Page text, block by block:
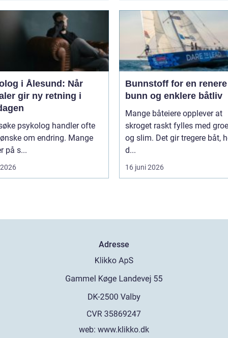
i Ålesund: Når
gir ny retning i
psykolog handler ofte
om endring. Mange
på s...
Bunnstoff for en renere
bunn og enklere båtliv
Mange båteiere opplever at
skroget raskt fylles med
og slim. Det gir tregere båt,
d...
16 juni 2026
Adresse
web: www.klikko.dk